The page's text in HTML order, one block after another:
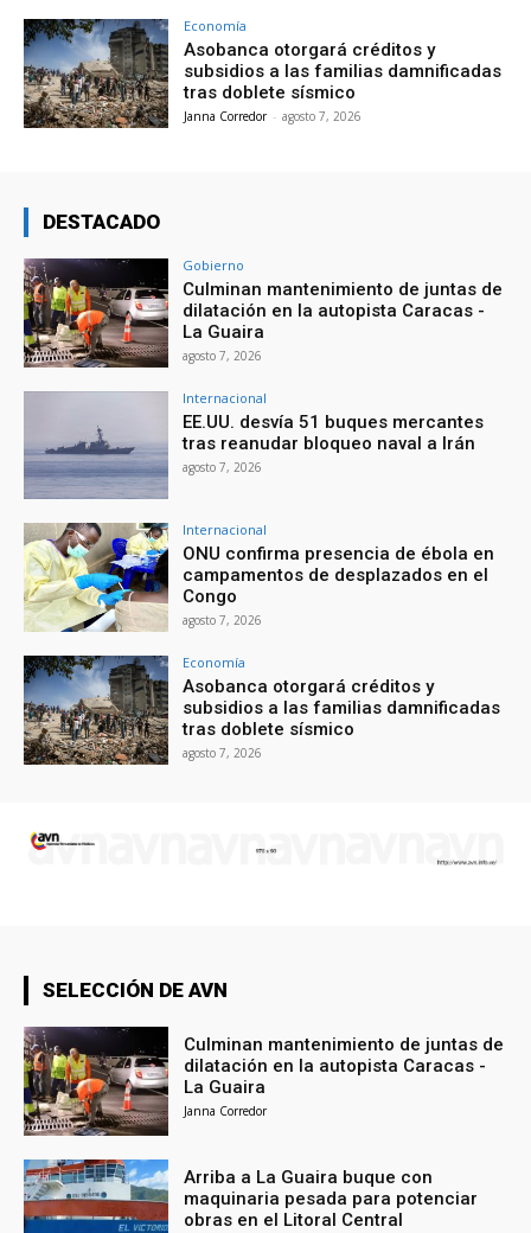
Economía
Asobanca otorgará créditos y
subsidios a las familias damnificadas
tras doblete sísmico
Janna Corredor - agosto 7, 2026
DESTACADO
Gobierno
Culminan mantenimiento de juntas de
dilatación en la autopista Caracas -
La Guaira
agosto 7, 2026
Internacional
EE.UU. desvía 51 buques mercantes
tras reanudar bloqueo naval a Irán
agosto 7, 2026
Internacional
ONU confirma presencia de ébola en
campamentos de desplazados en el
Congo
agosto 7, 2026
Economía
Asobanca otorgará créditos y
subsidios a las familias damnificadas
tras doblete sísmico
agosto 7, 2026
SELECCIÓN DE AVN
Culminan mantenimiento de juntas de
dilatación en la autopista Caracas -
La Guaira
Janna Corredor
Arriba a La Guaira buque con
maquinaria pesada para potenciar
obras en el Litoral Central